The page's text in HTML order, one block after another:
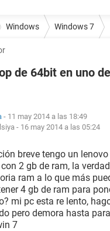
Windows Windows 7
de 64bit en uno
- 11 may 2014 a las 18:49
- 16 may 2014 a las 05:24
breve tengo un
2 gb de ram, la
ram a lo que más
4 gb de ram para
mi pc esta re lento,
pero demora hasta
7